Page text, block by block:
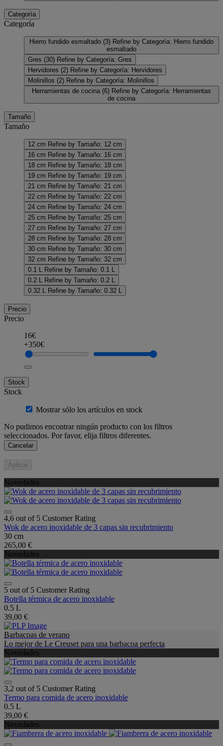
Categoría
Categoría
Hierro fundido esmaltado (3) Refine by Categoría: Hierro fundido
esmaltado
Gres (30) Refine by Categoría: Gres
Hervidores (2) Refine by Categoría: Hervidores
Molinillos (2) Refine by Categoría: Molinillos
Herramientas de cocina (6) Refine by Categoría: Herramientas
de cocina
Tamaño
Tamaño
12 cm Refine by Tamaño: 12 cm
16 cm Refine by Tamaño: 16 cm
18 cm Refine by Tamaño: 18 cm
19 cm Refine by Tamaño: 19 cm
21 cm Refine by Tamaño: 21 cm
22 cm Refine by Tamaño: 22 cm
24 cm Refine by Tamaño: 24 cm
25 cm Refine by Tamaño: 25 cm
27 cm Refine by Tamaño: 27 cm
28 cm Refine by Tamaño: 28 cm
30 cm Refine by Tamaño: 30 cm
32 cm Refine by Tamaño: 32 cm
0.1 L
Refine by Tamaño: 0.1 L
0.2 L
Refine by Tamaño: 0.2 L
0.32 L
Refine by Tamaño: 0.32 L
Precio
Precio
16€
+350€
Stock
Stock
Mostrar sólo los artículos en stock
No pudimos encontrar ningún producto con los filtros
seleccionados. Por favor, elija filtros diferentes.
Cancelar
Aplicar
Novedades
4,6 out of 5 Customer Rating
Wok de acero inoxidable de 3 capas sin recubrimiento
30 cm
265,00 €
Novedades
5 out of 5 Customer Rating
Botella térmica de acero inoxidable
0.5 L
39,00 €
Barbacoas de verano
Lo mejor de Le Creuset para una barbacoa perfecta
Novedades
3,2 out of 5 Customer Rating
Termo para comida de acero inoxidable
0.5 L
39,00 €
Novedades